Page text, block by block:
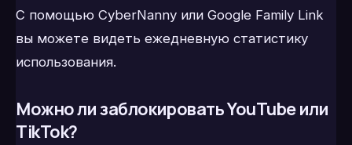
С помощью CyberNanny или Google Family Link
вы можете видеть ежедневную статистику
использования.
Можно ли заблокировать YouTube или
TikTok?